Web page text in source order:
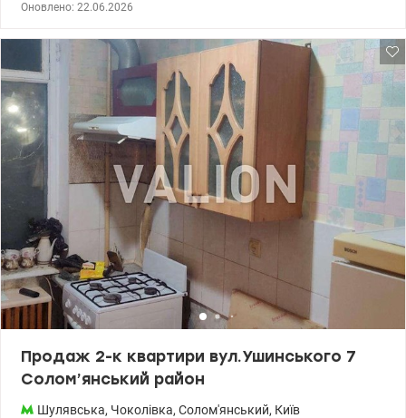
багатофункціональна кухня. Квартира повністю готова до
проживання без додаткових вкладень. Санвузол сумісний,
встановлений бойлер, душова кабіна. Комплекс закритий, з
охороною та відеоспостереженням, відкритим паркінгом,
Переваги: ​​комфортний 5 поверх, сучасний будинок,
дизайнерський ремонт, підходить для життя або здачі в оренду.
Розвинута інфраструктура АТБ, Фора, Аптеки, Школа, дитячий
садок. Поруч парк, озеро. Зручна транспортна розв'язка. Тел +38
097 246 89 89 Оксана Ціна 90 000 у.о. valion.ua /1076182
Оновлено: 22.06.2026
Продаж 2-к квартири вул.Ушинського 7
Солом’янський район
Шулявська, Чоколівка, Солом'янський, Київ